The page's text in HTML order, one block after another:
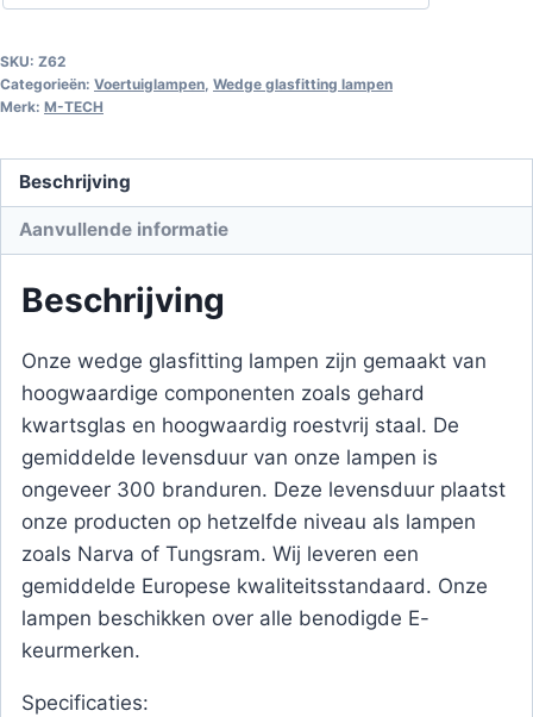
aantal
SKU: Z62
Categorieën: Voertuiglampen Wedge glasfitting lampen
Merk: M-TECH
Beschrijving
Aanvullende informatie
Beschrijving
Onze wedge glasfitting lampen zijn gemaakt van
hoogwaardige componenten zoals gehard
kwartsglas en hoogwaardig roestvrij staal. De
gemiddelde levensduur van onze lampen is
ongeveer 300 branduren. Deze levensduur plaatst
onze producten op hetzelfde niveau als lampen
zoals Narva of Tungsram. Wij leveren een
gemiddelde Europese kwaliteitsstandaard. Onze
lampen beschikken over alle benodigde E-
keurmerken.
Specificaties: